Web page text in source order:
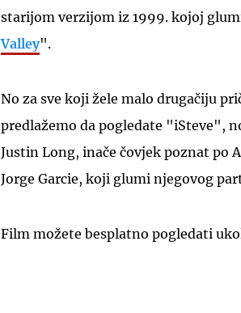
starijom verzijom iz 1999. kojoj
Valley".
No za sve koji žele malo drugačiju
predlažemo da pogledate "iSteve",
Justin Long, inače čovjek poznat po
Jorge Garcie, koji glumi njegovog
Film možete besplatno pogledati